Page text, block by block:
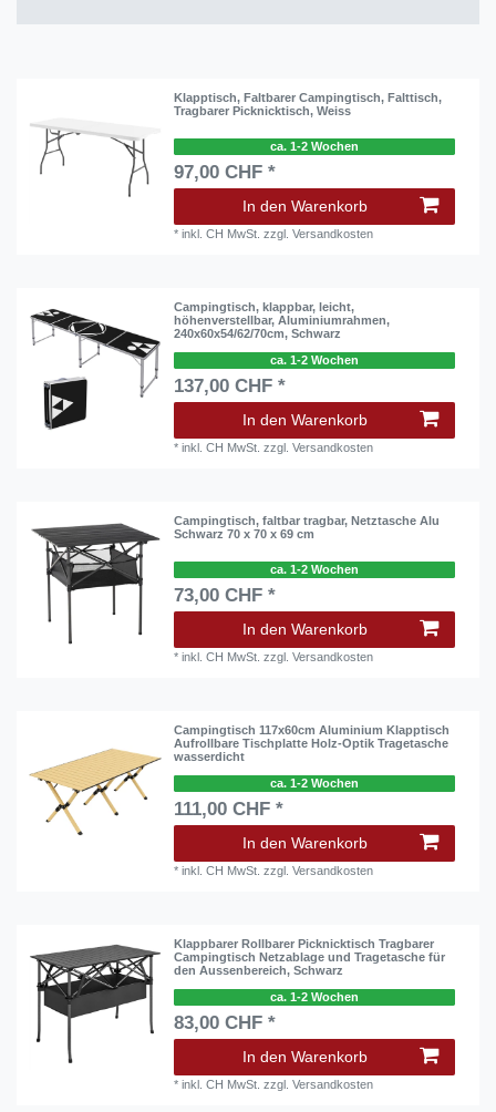
Klapptisch, Faltbarer Campingtisch, Falttisch,
Tragbarer Picknicktisch, Weiss
ca. 1-2 Wochen
97,00 CHF *
In den Warenkorb
*inkl. CH MwSt. zzgl.Versandkosten
Campingtisch, klappbar, leicht,
höhenverstellbar, Aluminiumrahmen,
240x60x54/62/70cm, Schwarz
ca. 1-2 Wochen
137,00 CHF *
In den Warenkorb
*inkl. CH MwSt. zzgl.Versandkosten
Campingtisch, faltbar tragbar, Netztasche Alu
Schwarz 70 x 70 x 69 cm
ca. 1-2 Wochen
73,00 CHF *
In den Warenkorb
*inkl. CH MwSt. zzgl.Versandkosten
Campingtisch 117x60cm Aluminium Klapptisch
Aufrollbare Tischplatte Holz-Optik Tragetasche
wasserdicht
ca. 1-2 Wochen
111,00 CHF *
In den Warenkorb
*inkl. CH MwSt. zzgl.Versandkosten
Klappbarer Rollbarer Picknicktisch Tragbarer
Campingtisch Netzablage und Tragetasche für
den Aussenbereich, Schwarz
ca. 1-2 Wochen
83,00 CHF *
In den Warenkorb
*inkl. CH MwSt. zzgl.Versandkosten